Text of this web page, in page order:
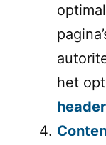
het